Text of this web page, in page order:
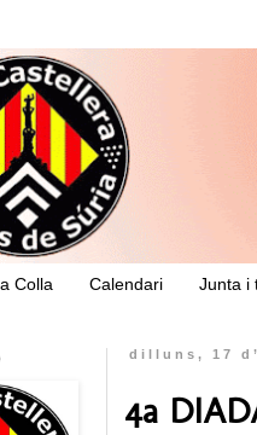
Colla Calendari Junta i
dilluns, 17
4a